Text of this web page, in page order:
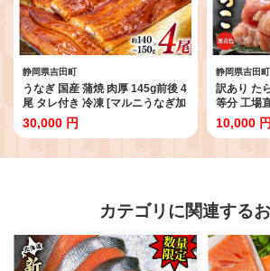
静岡県吉田町
うなぎ 国産 蒲焼 肉厚 145g前後 4
尾 タレ付き 冷凍 [マルニうなぎ加
工 静岡県 吉田町 1033480] 鰻 ウ
ナギ 蒲焼き 真空パック 化粧箱 冷
◎
30,000 円
静岡県吉田町
訳あり た
等分 工場
県 吉田町
切れ子 ば
10,000 円
カテゴリに関連する